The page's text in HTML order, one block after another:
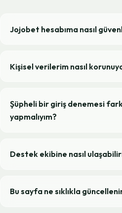
Jojobet hesabıma nasıl
Kişisel verilerim nasıl
Şüpheli bir giriş denemesi
yapmalıyım?
Destek ekibine nasıl
Bu sayfa ne sıklıkla